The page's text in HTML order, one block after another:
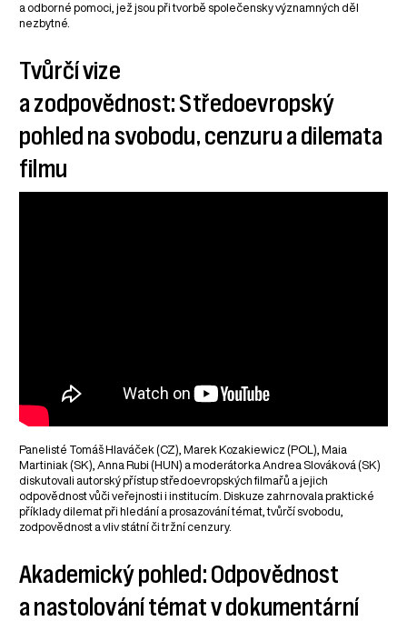
a odborné pomoci, jež jsou při tvorbě společensky významných děl
nezbytné.
Tvůrčí vize
a zodpovědnost: Středoevropský
pohled na svobodu, cenzuru a dilemata
filmu
Panelisté Tomáš Hlaváček (CZ), Marek Kozakiewicz (POL), Maia
Martiniak (SK), Anna Rubi (HUN) a moderátorka Andrea Slováková (SK)
diskutovali autorský přístup středoevropských filmařů a jejich
odpovědnost vůči veřejnosti i institucím. Diskuze zahrnovala praktické
příklady dilemat při hledání a prosazování témat, tvůrčí svobodu,
zodpovědnost a vliv státní či tržní cenzury.
Akademický pohled: Odpovědnost
a nastolování témat v dokumentární